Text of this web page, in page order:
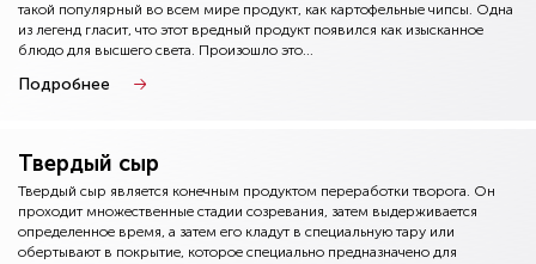
такой популярный во всем мире продукт, как картофельные чипсы. Одна
из легенд гласит, что этот вредный продукт появился как изысканное
блюдо для высшего света. Произошло это...
Подробнее
Твердый сыр
Твердый сыр является конечным продуктом переработки творога. Он
проходит множественные стадии созревания, затем выдерживается
определенное время, а затем его кладут в специальную тару или
обертывают в покрытие, которое специально предназначено для